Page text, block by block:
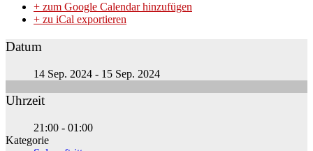
+ zum Google Calendar hinzufügen
+ zu iCal exportieren
Datum
14 Sep. 2024 - 15 Sep. 2024
Uhrzeit
21:00 - 01:00
Kategorie